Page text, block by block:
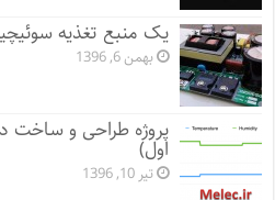
یک منبع تغذیه
بهمن 6, 1396
پروژه طراحی و ساخت
اول)
تیر 10, 1396